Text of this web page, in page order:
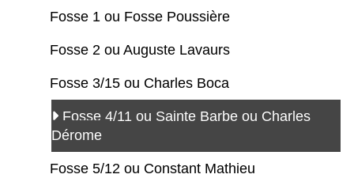
Fosse 1 ou Fosse Poussière
Fosse 2 ou Auguste Lavaurs
Fosse 3/15 ou Charles Boca
Fosse 4/11 ou Sainte Barbe ou Charles
Dérome
Fosse 5/12 ou Constant Mathieu